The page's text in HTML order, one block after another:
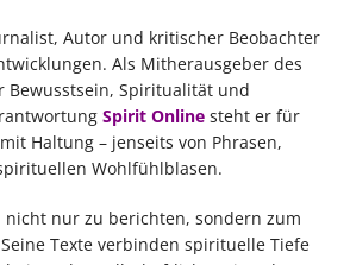
Autor und kritischer Beobachter
Als Mitherausgeber des
Bewusstsein, Spiritualität und
Spirit Online steht er für
Haltung – jenseits von Phrasen,
Wohlfühlblasen.
nicht nur zu berichten, sondern zum
Texte verbinden spirituelle Tiefe